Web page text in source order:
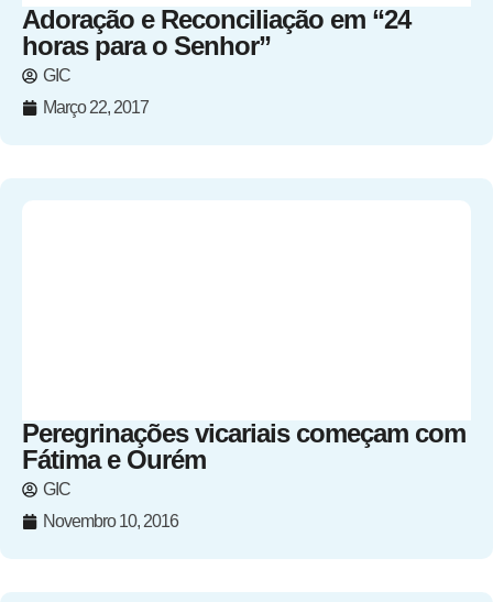
Adoração e Reconciliação em “24
horas para o Senhor”
GIC
Março 22, 2017
Peregrinações vicariais começam com
Fátima e Ourém
GIC
Novembro 10, 2016